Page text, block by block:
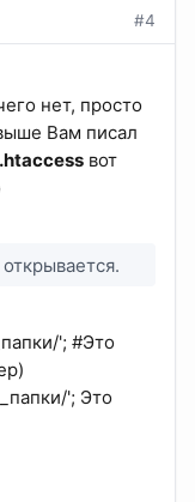
#4
нет, просто
Вам писал
.htaccess вот
'; #Это
'; Это